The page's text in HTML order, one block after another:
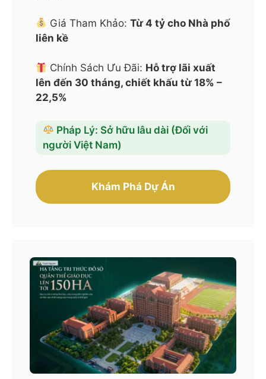
Giá Tham Khảo:Từ 4 tỷ cho Nhà phố
liên kề
Chính Sách Ưu Đãi: Hỗ trợ lãi xuất
lên đến 30 tháng, chiết khấu từ 18% –
22,5%
Pháp Lý: Sở hữu lâu dài (Đối với
người Việt Nam)
Khám Phá Dự Án